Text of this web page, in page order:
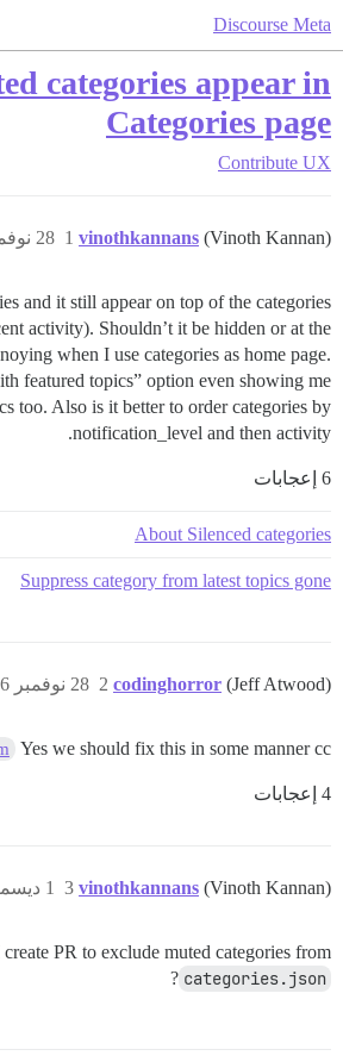
Discourse Meta
categories appear in
Categories page
Contribute UX
vinothkannans (Vinoth Kannan) 28 نوفمبر 2016، 4:19م 1
and it still appear on top of the categories
activity). Shouldn’t it be hidden or at the
when I use categories as home page.
featured topics” option even showing me
too. Also is it better to order categories by
notification_level and then activity.
6 إعجابات
About Silenced categories
Suppress category from latest topics gone
codinghorror (Jeff Atwood) 28 نوفمبر 2016، 4:35م 2
Yes we should fix this in some manner cc
4 إعجابات
vinothkannans (Vinoth Kannan) 1 ديسمبر 2016، 2:33م 3
PR to exclude muted categories from
categories.json
?